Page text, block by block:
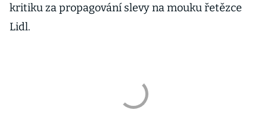
kritiku za propagování slevy na mouku řetězce
Lidl.